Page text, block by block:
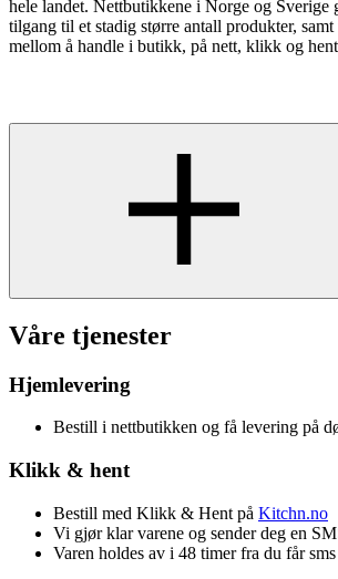
hele landet. Nettbutikkene i Norge og Sverige
tilgang til et stadig større antall produkter,
mellom å handle i butikk, på nett, klikk og
Våre tjenester
Hjemlevering
Bestill i nettbutikken og få levering på
Klikk & hent
Bestill med Klikk & Hent på Kitchn.no
Vi gjør klar varene og sender deg en
Varen holdes av i 48 timer fra du får